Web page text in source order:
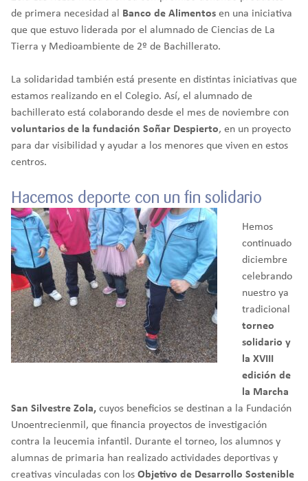
de primera necesidad al
Banco de Alimentos en una iniciativa
que que estuvo liderada por el alumnado de Ciencias de La
Tierra y Medioambiente de 2º de Bachillerato.
La solidaridad también está presente en distintas iniciativas que
estamos realizando en el Colegio. Así, el alumnado de
bachillerato está colaborando desde el mes de noviembre con
voluntarios de la fundación Soñar Despierto, en un proyecto
para dar visibilidad y ayudar a los menores que viven en estos
centros.
Hacemos deporte con un fin solidario
Hemos
continuado
diciembre
celebrando
nuestro ya
tradicional
torneo
solidario y
la XVIII
edición de
la Marcha
San Silvestre Zola, cuyos beneficios se destinan a la Fundación
Unoentrecienmil, que financia proyectos de investigación
contra la leucemia infantil. Durante el torneo, los alumnos y
alumnas de primaria han realizado actividades deportivas y
creativas vinculadas con los Objetivo de Desarrollo Sostenible